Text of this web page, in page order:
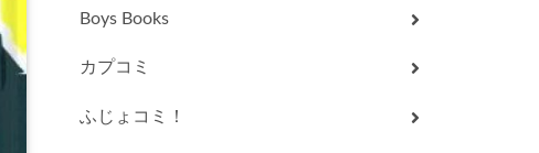
Boys Books
カプコミ
ふじょコミ！